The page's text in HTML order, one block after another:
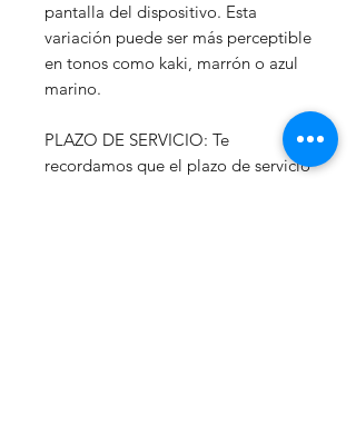
pantalla del dispositivo. Esta
variación puede ser más perceptible
en tonos como kaki, marrón o azul
marino.
PLAZO DE SERVICIO: Te
recordamos que el plazo de servicio